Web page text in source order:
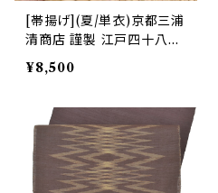
[帯揚げ](夏/単衣)京都三浦
清商店 謹製 江戸四十八茶
百鼠『ときがら茶』正絹 日本
製(商品番号:17818)
¥8,500